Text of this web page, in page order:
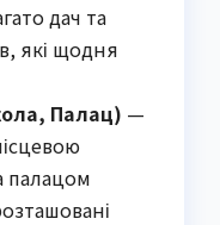
дач та
які щодня
Палац) —
палацом